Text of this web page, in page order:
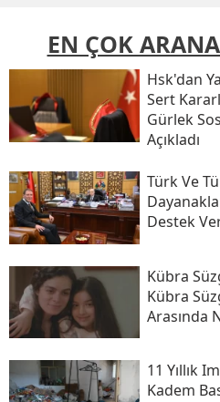
EN ÇOK
Hsk'dan
Sert
Gürlek
Açıkladı
Türk Ve
Destek
Kübra
Kübra
Arasında
11 Yıllık
Kadem